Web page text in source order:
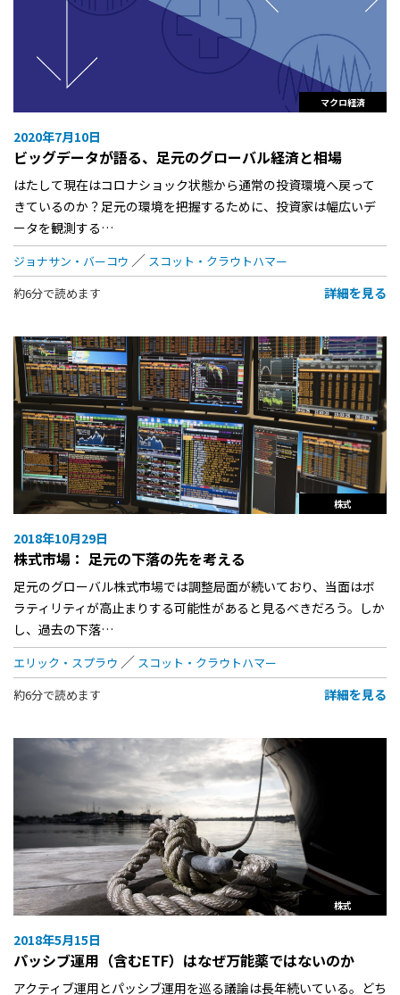
マクロ経済
2020年7月10日
ビッグデータが語る、足元のグローバル経済と相場
はたして現在はコロナショック状態から通常の投資環境へ戻って
きているのか？足元の環境を把握するために、投資家は幅広いデ
ータを観測する…
ジョナサン・バーコウ
スコット・クラウトハマー
約6分で読めます
詳細を見る
株式
2018年10月29日
株式市場： 足元の下落の先を考える
足元のグローバル株式市場では調整局面が続いており、当面はボ
ラティリティが高止まりする可能性があると見るべきだろう。しか
し、過去の下落…
エリック・スプラウ
スコット・クラウトハマー
約6分で読めます
詳細を見る
株式
2018年5月15日
パッシブ運用（含むETF）はなぜ万能薬ではないのか
アクティブ運用とパッシブ運用を巡る議論は長年続いている。どち